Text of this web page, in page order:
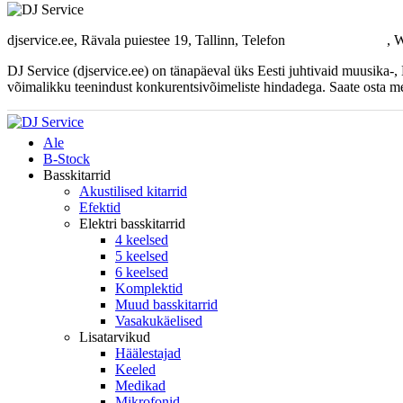
djservice.ee, Rävala puiestee 19, Tallinn, Telefon
,
DJ Service (djservice.ee) on tänapäeval üks Eesti juhtivaid
võimalikku teenindust konkurentsivõimeliste hindadega. Saate osta
Ale
B-Stock
Basskitarrid
Akustilised kitarrid
Efektid
Elektri basskitarrid
4 keelsed
5 keelsed
6 keelsed
Komplektid
Muud basskitarrid
Vasakukäelised
Lisatarvikud
Häälestajad
Keeled
Medikad